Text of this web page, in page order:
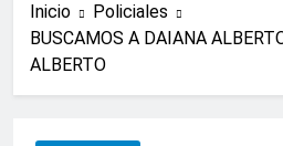
Inicio
Policiales
BUSCAMOS A DAIANA
ALBERTO